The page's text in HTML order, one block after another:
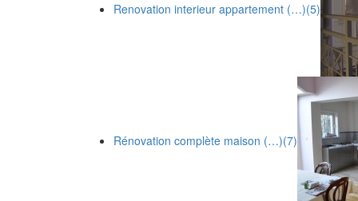
Renovation interieur appartement (…)(5)
Rénovation complète maison (…)(7)